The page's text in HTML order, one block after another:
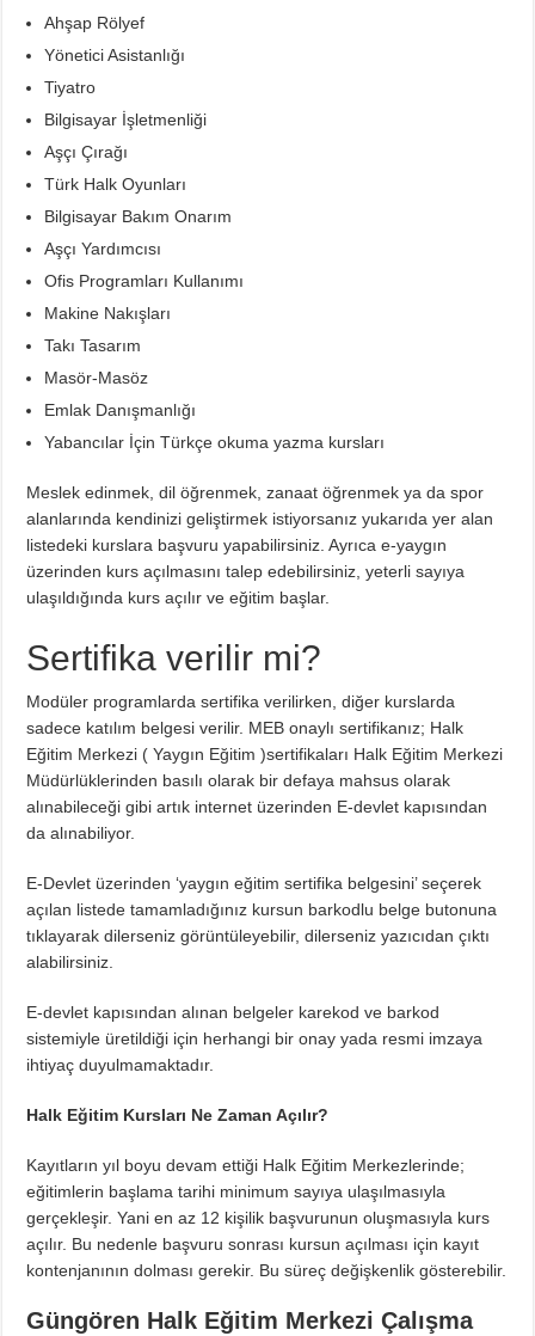
Ahşap Rölyef
Yönetici Asistanlığı
Tiyatro
Bilgisayar İşletmenliği
Aşçı Çırağı
Türk Halk Oyunları
Bilgisayar Bakım Onarım
Aşçı Yardımcısı
Ofis Programları Kullanımı
Makine Nakışları
Takı Tasarım
Masör-Masöz
Emlak Danışmanlığı
Yabancılar İçin Türkçe okuma yazma kursları
Meslek edinmek, dil öğrenmek, zanaat öğrenmek ya da spor
alanlarında kendinizi geliştirmek istiyorsanız yukarıda yer alan
listedeki kurslara başvuru yapabilirsiniz. Ayrıca e-yaygın
üzerinden kurs açılmasını talep edebilirsiniz, yeterli sayıya
ulaşıldığında kurs açılır ve eğitim başlar.
Sertifika verilir mi?
Modüler programlarda sertifika verilirken, diğer kurslarda
sadece katılım belgesi verilir. MEB onaylı sertifikanız; Halk
Eğitim Merkezi ( Yaygın Eğitim )sertifikaları Halk Eğitim Merkezi
Müdürlüklerinden basılı olarak bir defaya mahsus olarak
alınabileceği gibi artık internet üzerinden E-devlet kapısından
da alınabiliyor.
E-Devlet üzerinden ‘yaygın eğitim sertifika belgesini’ seçerek
açılan listede tamamladığınız kursun barkodlu belge butonuna
tıklayarak dilerseniz görüntüleyebilir, dilerseniz yazıcıdan çıktı
alabilirsiniz.
E-devlet kapısından alınan belgeler karekod ve barkod
sistemiyle üretildiği için herhangi bir onay yada resmi imzaya
ihtiyaç duyulmamaktadır.
Halk Eğitim Kursları Ne Zaman Açılır?
Kayıtların yıl boyu devam ettiği Halk Eğitim Merkezlerinde;
eğitimlerin başlama tarihi minimum sayıya ulaşılmasıyla
gerçekleşir. Yani en az 12 kişilik başvurunun oluşmasıyla kurs
açılır. Bu nedenle başvuru sonrası kursun açılması için kayıt
kontenjanının dolması gerekir. Bu süreç değişkenlik gösterebilir.
Güngören Halk Eğitim Merkezi Çalışma